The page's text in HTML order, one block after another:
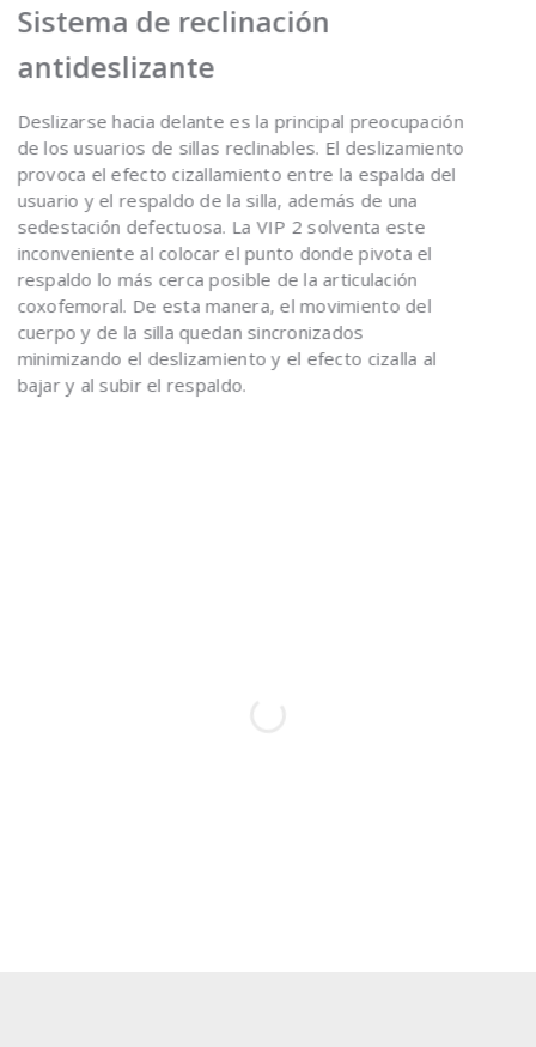
Sistema de reclinación
antideslizante
Deslizarse hacia delante es la principal preocupación
de los usuarios de sillas reclinables. El deslizamiento
provoca el efecto cizallamiento entre la espalda del
usuario y el respaldo de la silla, además de una
sedestación defectuosa. La VIP 2 solventa este
inconveniente al colocar el punto donde pivota el
respaldo lo más cerca posible de la articulación
coxofemoral. De esta manera, el movimiento del
cuerpo y de la silla quedan sincronizados
minimizando el deslizamiento y el efecto cizalla al
bajar y al subir el respaldo.